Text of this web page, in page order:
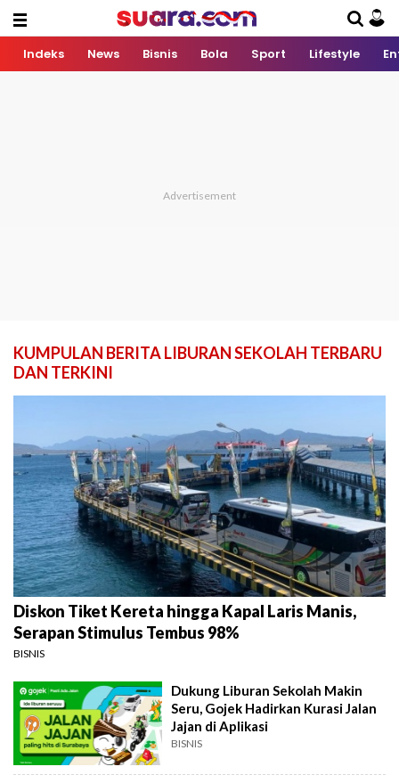
Indeks News Bisnis Bola Sport Lifestyle
KUMPULAN BERITA LIBURAN SEKOLAH TERBARU
DAN TERKINI
Diskon Tiket Kereta hingga Kapal Laris Manis,
Serapan Stimulus Tembus 98%
BISNIS
Dukung Liburan Sekolah Makin
Seru, Gojek Hadirkan Kurasi Jalan
Jajan di Aplikasi
BISNIS